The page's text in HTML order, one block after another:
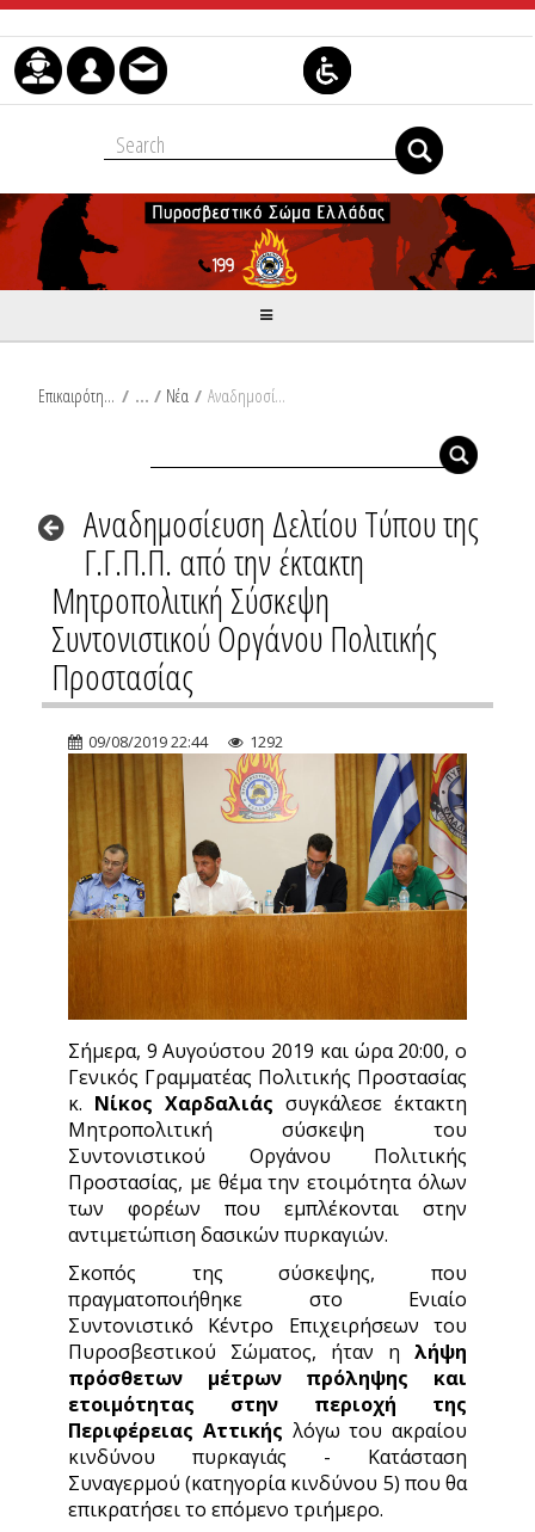
Skip to Content
Επικαιρότητα / Νέα / Αναδημοσίευση Δελτίου Τύπου της Γ.Γ.Π.Π. από την έκτακτη Μητροπολιτική Σύσκεψη Συντονιστικού Οργάνου Πολιτικής Προστασίας
Αναδημοσίευση Δελτίου Τύπου της
Γ.Γ.Π.Π. από την έκτακτη
Μητροπολιτική Σύσκεψη
Συντονιστικού Οργάνου Πολιτικής
Προστασίας
09/08/2019 22:44 1292
Σήμερα, 9 Αυγούστου 2019 και ώρα 20:00, ο
Γενικός Γραμματέας Πολιτικής Προστασίας
κ. Νίκος Χαρδαλιάς συγκάλεσε έκτακτη
Μητροπολιτική σύσκεψη του
Συντονιστικού Οργάνου Πολιτικής
Προστασίας, με θέμα την ετοιμότητα όλων
των φορέων που εμπλέκονται στην
αντιμετώπιση δασικών πυρκαγιών.
Σκοπός της σύσκεψης, που
πραγματοποιήθηκε στο Ενιαίο
Συντονιστικό Κέντρο Επιχειρήσεων του
Πυροσβεστικού Σώματος, ήταν η λήψη
πρόσθετων μέτρων πρόληψης και
ετοιμότητας στην περιοχή της
Περιφέρειας Αττικής λόγω του ακραίου
κινδύνου πυρκαγιάς - Κατάσταση
Συναγερμού (κατηγορία κινδύνου 5) που θα
επικρατήσει το επόμενο τριήμερο.